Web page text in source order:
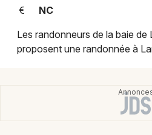
Spectacles
Montpellier
Nantes
NC
Les randonneurs de la baie de
proposent une randonnée à